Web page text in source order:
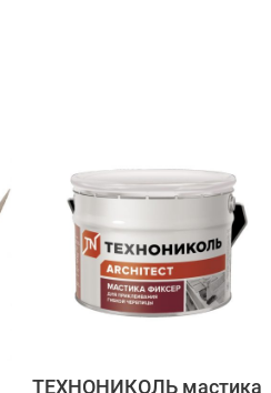
ТЕХНОНИКОЛЬ мастика